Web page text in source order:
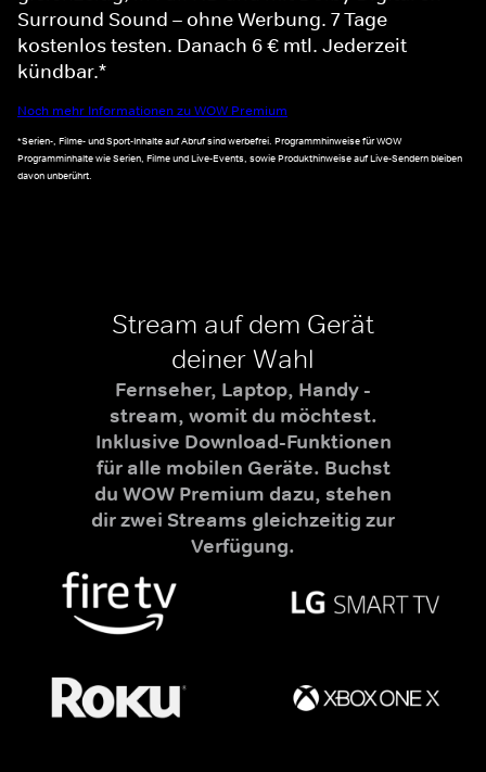
Surround Sound – ohne Werbung. 7 Tage
kostenlos testen. Danach 6 € mtl. Jederzeit
kündbar.*
Noch mehr Informationen zu WOW Premium
*Serien-, Filme- und Sport-Inhalte auf Abruf sind werbefrei. Programmhinweise für WOW
Programminhalte wie Serien, Filme und Live-Events, sowie Produkthinweise auf Live-Sendern bleiben
davon unberührt.
Stream auf dem Gerät
deiner Wahl
Fernseher, Laptop, Handy -
stream, womit du möchtest.
Inklusive Download-Funktionen
für alle mobilen Geräte. Buchst
du WOW Premium dazu, stehen
dir zwei Streams gleichzeitig zur
Verfügung.